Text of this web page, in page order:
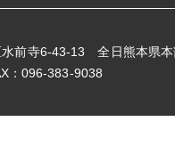
水前寺6-43-13 全日熊本県本
：096-383-9038